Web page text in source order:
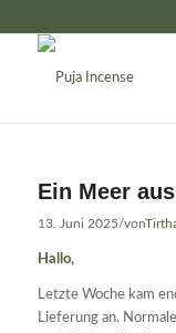
Ein Meer
13. Juni 2025/von
Hallo,
Letzte Woche kam
Lieferung an.